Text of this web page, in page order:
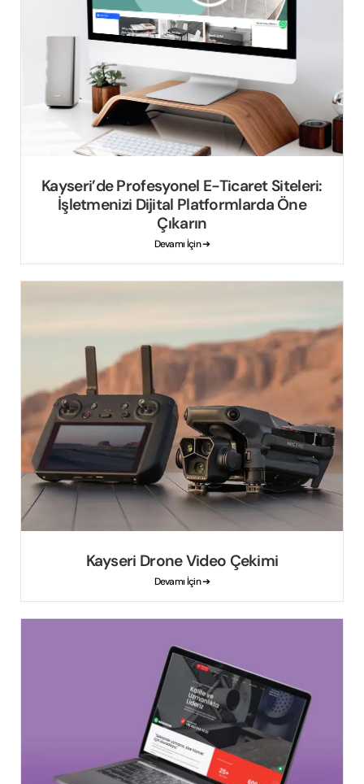
Kayseri’de Profesyonel E-Ticaret Siteleri:
İşletmenizi Dijital Platformlarda Öne
Çıkarın
Devamı İçin ➔
Kayseri Drone Video Çekimi
Devamı İçin ➔